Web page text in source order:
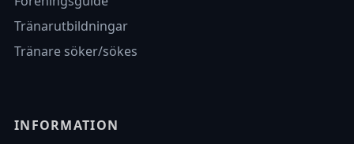
Tränarutbildningar
Tränare söker/sökes
INFORMATION